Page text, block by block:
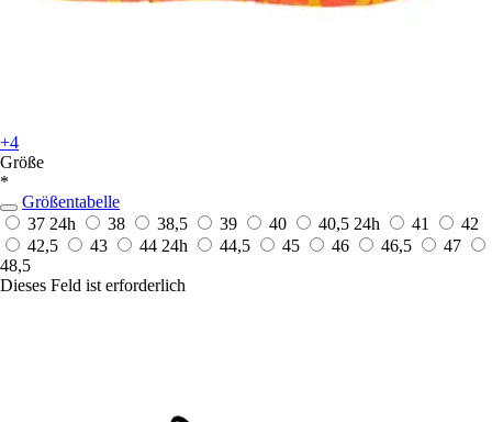
+4
Größe
*
Größentabelle
37 24h 38 38,5 39 40 40,5 24h 41
42
42,5
43 44 24h 44,5 45 46 46,5
47
48,5
Dieses Feld ist erforderlich